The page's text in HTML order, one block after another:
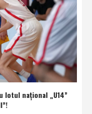
lotul naţional „U14”